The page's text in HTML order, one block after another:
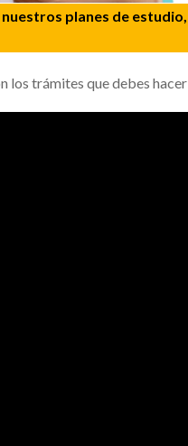
planes de
los trámites que debes